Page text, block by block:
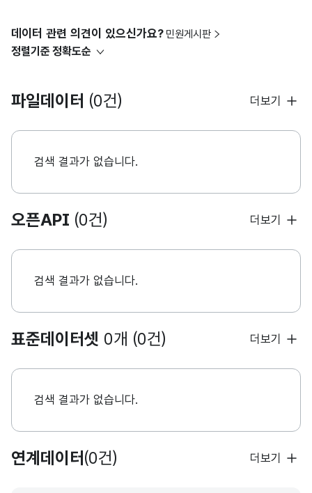
데이터 관련 의견이 있으신가요? 민원게시판
정렬기준 정확도순
파일데이터 (0건) 더보기
검색 결과가 없습니다.
오픈API (0건) 더보기
검색 결과가 없습니다.
표준데이터셋 0개 (0건) 더보기
검색 결과가 없습니다.
연계데이터 (0건) 더보기